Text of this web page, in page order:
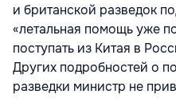
и британской разведок
«летальная помощь уже
поступать из Китая в
Других подробностей о
разведки министр не